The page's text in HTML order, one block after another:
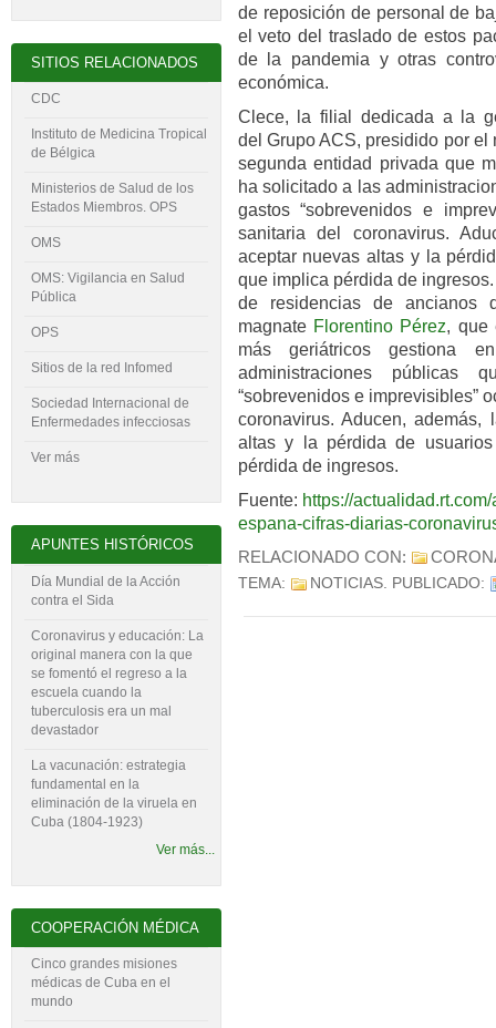
de reposición de personal de
el veto del traslado de estos
de la pandemia y otras
económica.
Clece, la filial dedicada a la
del Grupo ACS, presidido por el
segunda entidad privada que
ha solicitado a las
gastos “sobrevenidos e
sanitaria del coronavirus.
aceptar nuevas altas y la
que implica pérdida de
de residencias de ancianos
magnate Florentino Pérez, que
más geriátricos gestiona
administraciones públicas
“sobrevenidos e imprevisibles”
coronavirus. Aducen,
altas y la pérdida de
pérdida de ingresos.
Fuente: https://
espana-cifras-diarias-
RELACIONADO CON:
TEMA: NOTICIAS. PUBLICADO:
SITIOS RELACIONADOS
CDC
Instituto de Medicina Tropical
de Bélgica
Ministerios de Salud de los
Estados Miembros. OPS
OMS
OMS: Vigilancia en Salud
Pública
OPS
Sitios de la red Infomed
Sociedad Internacional de
Enfermedades infecciosas
Ver más
APUNTES HISTÓRICOS
Día Mundial de la Acción
contra el Sida
Coronavirus y educación: La
original manera con la que
se fomentó el regreso a la
escuela cuando la
tuberculosis era un mal
devastador
La vacunación: estrategia
fundamental en la
eliminación de la viruela en
Cuba (1804-‍1923)
Ver más...
COOPERACIÓN MÉDICA
Cinco grandes misiones
médicas de Cuba en el
mundo